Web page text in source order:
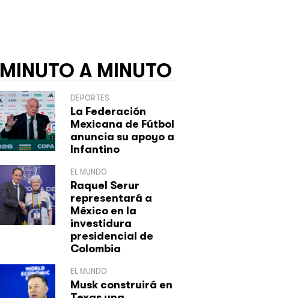
MINUTO A MINUTO
DEPORTES
La Federación
Mexicana de Fútbol
anuncia su apoyo a
Infantino
EL MUNDO
Raquel Serur
representará a
México en la
investidura
presidencial de
Colombia
EL MUNDO
Musk construirá en